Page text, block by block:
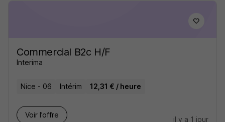
Commercial B2c H/F
Interima
Nice - 06 Intérim 12,31 € / heure
Voir l’offre
il y a 1 jour